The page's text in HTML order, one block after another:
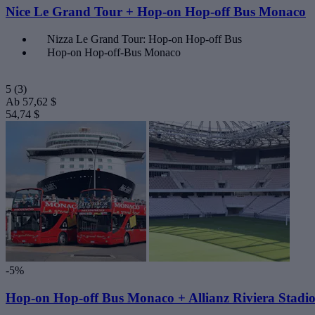
Nice Le Grand Tour + Hop-on Hop-off Bus Monaco
Nizza Le Grand Tour: Hop-on Hop-off Bus
Hop-on Hop-off-Bus Monaco
5 (3)
Ab 57,62 $
54,74 $
-5%
Hop-on Hop-off Bus Monaco + Allianz Riviera